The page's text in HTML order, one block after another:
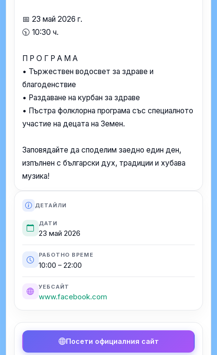
📅 23 май 2026 г.
🕥 10:30 ч.
П Р О Г Р А М А
• Тържествен водосвет за здраве и
благоденствие
• Раздаване на курбан за здраве
• Пъстра фолклорна програма със специалното
участие на децата на Земен.
Заповядайте да споделим заедно един ден,
изпълнен с български дух, традиции и хубава
музика!
ДЕТАЙЛИ
ДАТИ
23 май 2026
РАБОТНО ВРЕМЕ
10:00 – 22:00
УЕБСАЙТ
www.facebook.com
Посети официалния сайт